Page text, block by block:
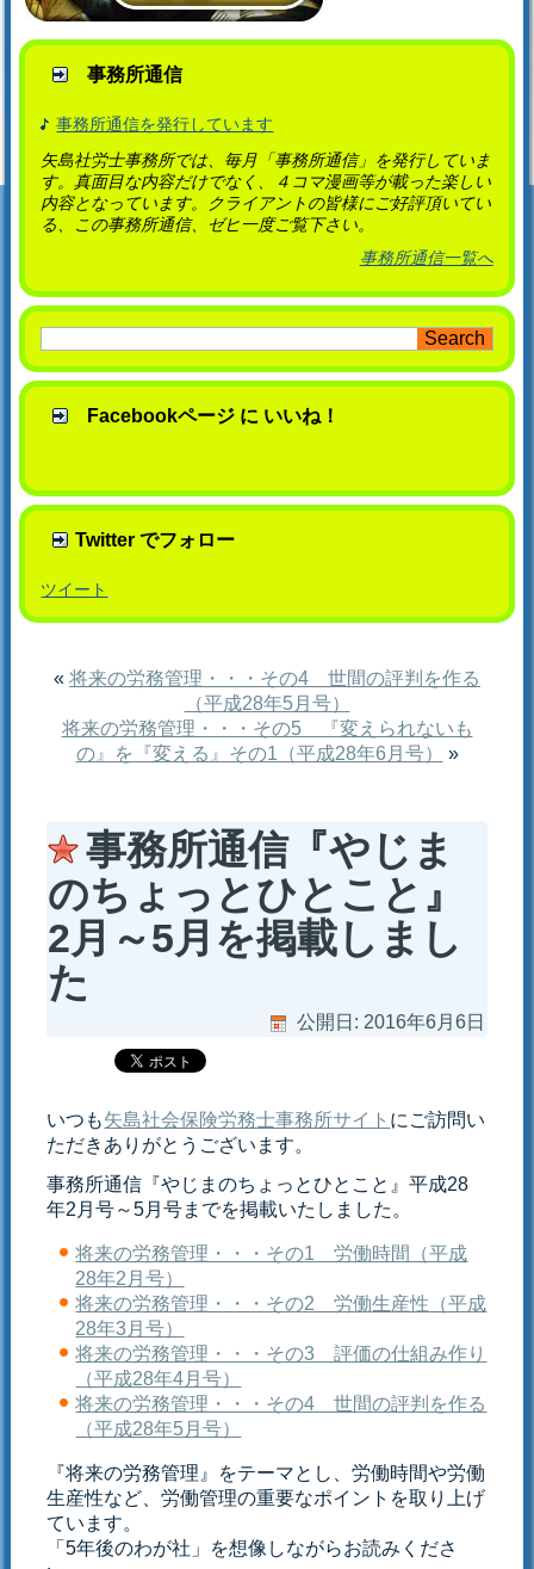
事務所通信
事務所通信を発行しています
矢島社労士事務所では、毎月「事務所通信」を発行していま
す。真面目な内容だけでなく、４コマ漫画等が載った楽しい
内容となっています。クライアントの皆様にご好評頂いてい
る、この事務所通信、ゼヒ一度ご覧下さい。
事務所通信一覧へ
Facebookページ に いいね！
Twitter でフォロー
ツイート
« 将来の労務管理・・・その4 世間の評判を作る
（平成28年5月号）
将来の労務管理・・・その5 『変えられないも
の』を『変える』その1（平成28年6月号）
»
事務所通信『やじま
のちょっとひとこと』
2月～5月を掲載しまし
た
公開日: 2016年6月6日
いつも矢島社会保険労務士事務所サイト にご訪問い
ただきありがとうございます。
事務所通信『やじまのちょっとひとこと』平成28
年2月号～5月号までを掲載いたしました。
将来の労務管理・・・その1 労働時間（平成
28年2月号）
将来の労務管理・・・その2 労働生産性（平成
28年3月号）
将来の労務管理・・・その3 評価の仕組み作り
（平成28年4月号）
将来の労務管理・・・その4 世間の評判を作る
（平成28年5月号）
『将来の労務管理』をテーマとし、労働時間や労働
生産性など、労働管理の重要なポイントを取り上げ
ています。
「5年後のわが社」を想像しながらお読みくださ